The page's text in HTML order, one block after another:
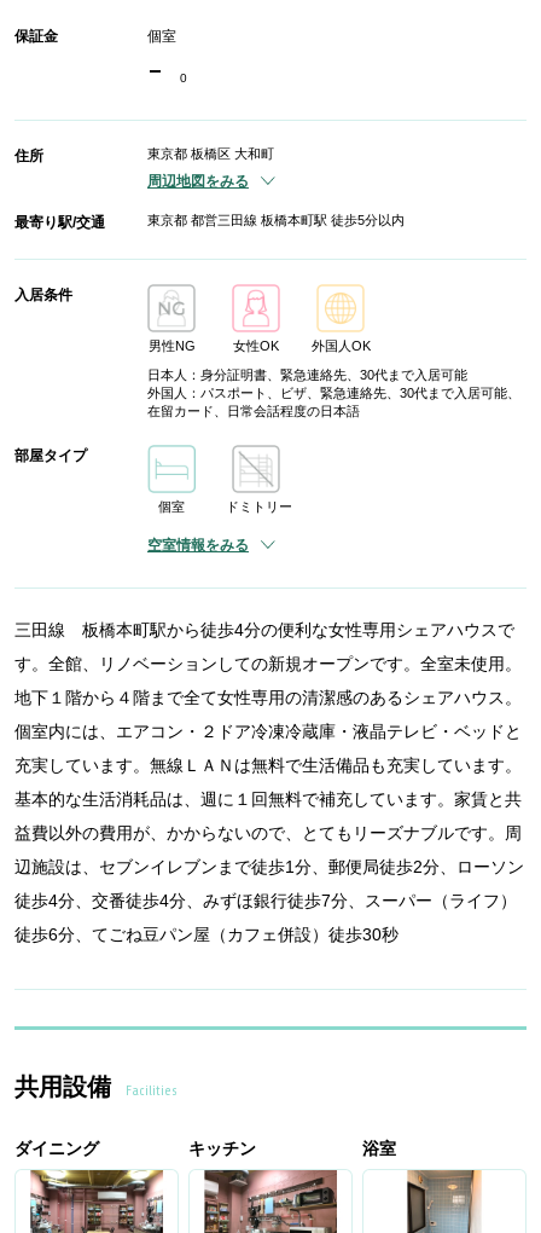
保証金 個室
- 0
住所 東京都 板橋区 大和町
周辺地図をみる
最寄り駅/交通 東京都 都営三田線 板橋本町駅 徒歩5分以内
入居条件
男性NG 女性OK
外国人OK
日本人：身分証明書、緊急連絡先、30代まで入居可能
外国人：パスポート、ビザ、緊急連絡先、30代まで入居可能、
在留カード、日常会話程度の日本語
部屋タイプ
個室 ドミトリー
空室情報をみる
三田線 板橋本町駅から徒歩4分の便利な女性専用シェアハウスで
す。全館、リノベーションしての新規オープンです。全室未使用。
地下１階から４階まで全て女性専用の清潔感のあるシェアハウス。
個室内には、エアコン・２ドア冷凍冷蔵庫・液晶テレビ・ベッドと
充実しています。無線ＬＡＮは無料で生活備品も充実しています。
基本的な生活消耗品は、週に１回無料で補充しています。家賃と共
益費以外の費用が、かからないので、とてもリーズナブルです。周
辺施設は、セブンイレブンまで徒歩1分、郵便局徒歩2分、ローソン
徒歩4分、交番徒歩4分、みずほ銀行徒歩7分、スーパー（ライフ）
徒歩6分、てごね豆パン屋（カフェ併設）徒歩30秒
共用設備 Facilities
ダイニング キッチン 浴室